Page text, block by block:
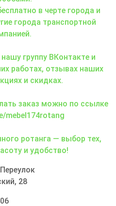
в черте города и
города транспортной
группу ВКонтакте и
работах, отзывах наших
и скидках.
заказ можно по ссылке
mebel174rotang
ротанга — выбор тех,
и удобство!
28